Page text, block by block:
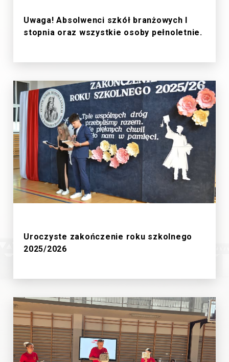
Uwaga! Absolwenci szkół branżowych I
stopnia oraz wszystkie osoby pełnoletnie.
Uroczyste zakończenie roku szkolnego
2025/2026